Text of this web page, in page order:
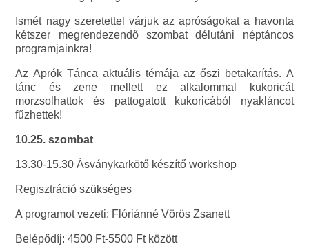
Ismét nagy szeretettel várjuk az apróságokat a havonta
kétszer megrendezendő szombat délutáni néptáncos
programjainkra!
Az Aprók Tánca aktuális témája az őszi betakarítás. A
tánc és zene mellett ez alkalommal kukoricát
morzsolhattok és pattogatott kukoricából nyakláncot
fűzhettek!
10.25. szombat
13.30-15.30 Ásványkarkötő készítő workshop
Regisztráció szükséges
A programot vezeti: Flóriánné Vörös Zsanett
Belépődíj: 4500 Ft-5500 Ft között